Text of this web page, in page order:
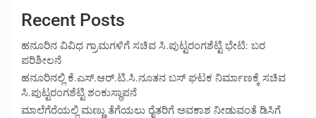
Recent Posts
ಹನೂರಿನ ವಿವಿಧ ಗ್ರಾಮಗಳಿಗೆ ಸಚಿವ ಸಿ.ಪುಟ್ಟರಂಗಶೆಟ್ಟಿ ಭೇಟಿ: ಬರ
ಪರಿಶೀಲನೆ
ಹನೂರಿನಲ್ಲಿ ಕೆ.ಎಸ್.ಆರ್.ಟಿ.ಸಿ.ನೂತನ ಬಸ್ ಘಟಕ ನಿರ್ಮಾಣಕ್ಕೆ ಸಚಿವ
ಸಿ.ಪುಟ್ಟರಂಗಶೆಟ್ಟಿ ಶಂಕುಸ್ಥಾಪನೆ
ಮಾಲೆಗೆರೆಯಲ್ಲಿ ಮಣ್ಣು ತೆಗೆಯಲು ರೈತರಿಗೆ ಅವಕಾಶ ನೀಡುವಂತೆ ಡಿಸಿಗೆ